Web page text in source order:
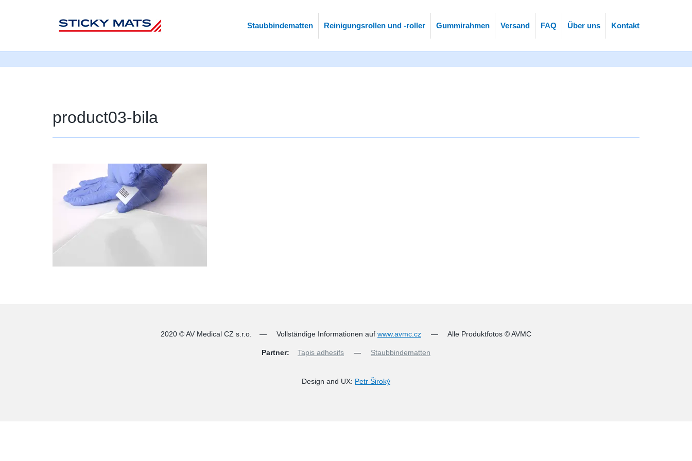
Staubbindematten Reinigungsrollen und -roller Gummirahmen Versand FAQ Über uns Kontakt
product03-bila
2020 © AV Medical CZ s.r.o. — Vollständige Informationen auf www.avmc.cz — Alle Produktfotos © AVMC
Partner: Tapis adhesifs — Staubbindematten
Design and UX: Petr Široký